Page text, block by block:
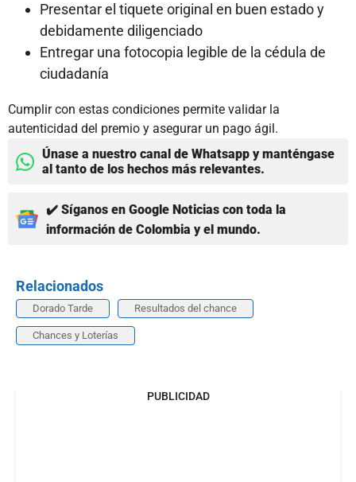
Presentar el tiquete original en buen estado y
debidamente diligenciado
Entregar una fotocopia legible de la cédula de
ciudadanía
Cumplir con estas condiciones permite validar la
autenticidad del premio y asegurar un pago ágil.
Únase a nuestro canal de Whatsapp y manténgase
al tanto de los hechos más relevantes.
✔️ Síganos en Google Noticias con toda la
información de Colombia y el mundo.
Relacionados
Dorado Tarde Resultados del chance
Chances y Loterías
PUBLICIDAD